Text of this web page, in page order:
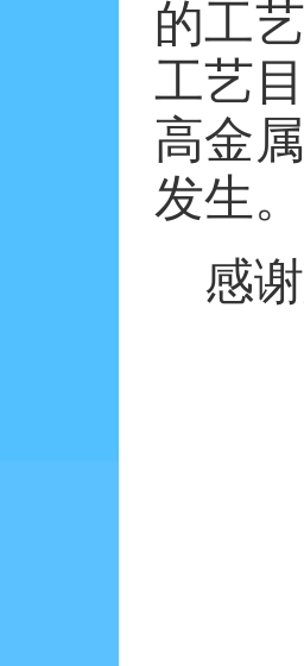
的工
工艺
高金
发生。
感